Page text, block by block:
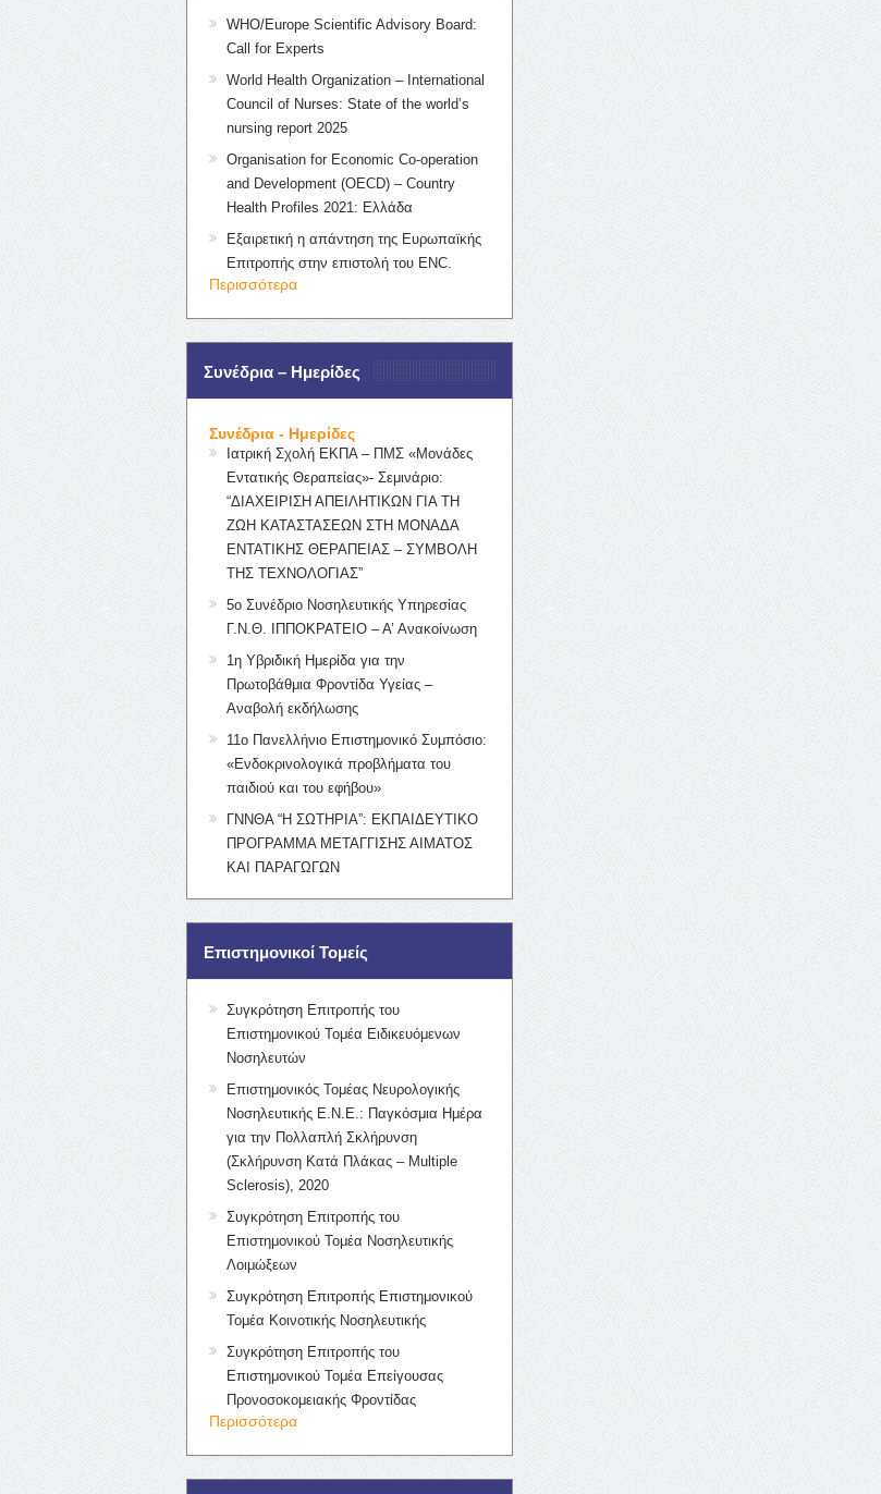
WHO/Europe Scientific Advisory Board:
Call for Experts
World Health Organization – International
Council of Nurses: State of the world’s
nursing report 2025
Organisation for Economic Co-operation
and Development (OECD) – Country
Health Profiles 2021: Ελλάδα
Εξαιρετική η απάντηση της Ευρωπαϊκής
Επιτροπής στην επιστολή του ENC.
Περισσότερα
Συνέδρια – Ημερίδες
Συνέδρια - Ημερίδες
Ιατρική Σχολή ΕΚΠΑ – ΠΜΣ «Μονάδες
Εντατικής Θεραπείας»- Σεμινάριο:
“ΔΙΑΧΕΙΡΙΣΗ ΑΠΕΙΛΗΤΙΚΩΝ ΓΙΑ ΤΗ
ΖΩΗ ΚΑΤΑΣΤΑΣΕΩΝ ΣΤΗ ΜΟΝΑΔΑ
ΕΝΤΑΤΙΚΗΣ ΘΕΡΑΠΕΙΑΣ – ΣΥΜΒΟΛΗ
ΤΗΣ ΤΕΧΝΟΛΟΓΙΑΣ”
5ο Συνέδριο Νοσηλευτικής Υπηρεσίας
Γ.Ν.Θ. ΙΠΠΟΚΡΑΤΕΙΟ – Α’ Ανακοίνωση
1η Υβριδική Ημερίδα για την
Πρωτοβάθμια Φροντίδα Υγείας –
Αναβολή εκδήλωσης
11ο Πανελλήνιο Επιστημονικό Συμπόσιο:
«Ενδοκρινολογικά προβλήματα του
παιδιού και του εφήβου»
ΓΝΝΘΑ “Η ΣΩΤΗΡΙΑ”: ΕΚΠΑΙΔΕΥΤΙΚΟ
ΠΡΟΓΡΑΜΜΑ ΜΕΤΑΓΓΙΣΗΣ ΑΙΜΑΤΟΣ
ΚΑΙ ΠΑΡΑΓΩΓΩΝ
Επιστημονικοί Τομείς
Συγκρότηση Επιτροπής του
Επιστημονικού Τομέα Ειδικευόμενων
Νοσηλευτών
Επιστημονικός Τομέας Νευρολογικής
Νοσηλευτικής Ε.Ν.Ε.: Παγκόσμια Ημέρα
για την Πολλαπλή Σκλήρυνση
(Σκλήρυνση Κατά Πλάκας – Multiple
Sclerosis), 2020
Συγκρότηση Επιτροπής του
Επιστημονικού Τομέα Νοσηλευτικής
Λοιμώξεων
Συγκρότηση Επιτροπής Επιστημονικού
Τομέα Κοινοτικής Νοσηλευτικής
Συγκρότηση Επιτροπής του
Επιστημονικού Τομέα Επείγουσας
Προνοσοκομειακής Φροντίδας
Περισσότερα